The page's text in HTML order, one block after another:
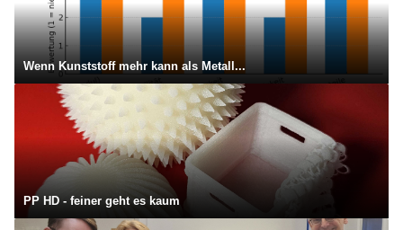
Wenn Kunststoff mehr kann als Metall...
PP HD - feiner geht es kaum